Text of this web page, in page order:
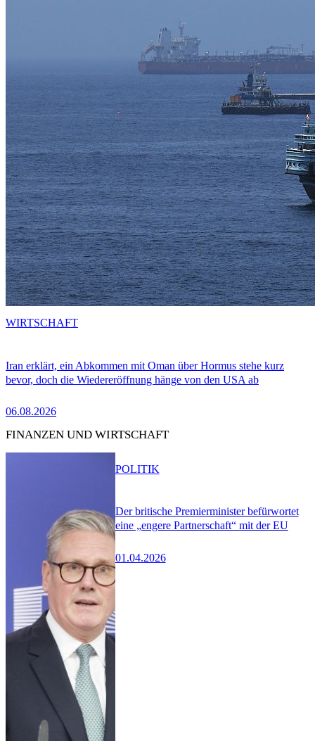
Iran erklärt, ein Abkommen mit Oman über Hormus stehe kurz
bevor, doch die Wiedereröffnung hänge von den USA ab
06.08.2026
WIRTSCHAFT
FINANZEN UND WIRTSCHAFT
Der britische Premierminister befürwortet
eine „engere Partnerschaft“ mit der EU
01.04.2026
POLITIK